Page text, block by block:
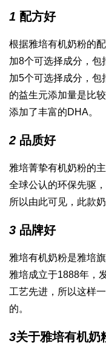
1 配方好
根据雅培有机奶粉的
加8个可选择成分，包
加5个可选择成分，包
的益生元添加量是比
添加了丰富的DHA。
2 品质好
雅培菁挚有机奶粉的
全球公认的环保先驱
所以由此可见，此款
3 品牌好
雅培有机奶粉是雅培
雅培成立于1888年，
工艺先进，所以这样
的。
3关于雅培有机奶